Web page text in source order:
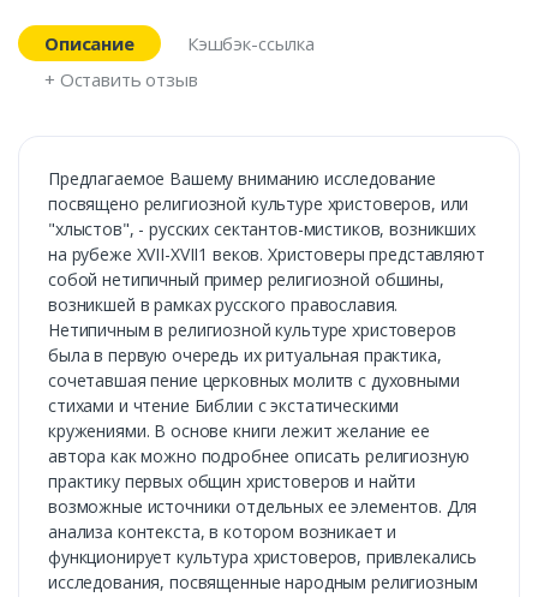
Описание
Кэшбэк-ссылка
+ Оставить отзыв
Предлагаемое Вашему вниманию исследование
посвящено религиозной культуре христоверов, или
"хлыстов", - русских сектантов-мистиков, возникших
на рубеже XVII-XVII1 веков. Христоверы представляют
собой нетипичный пример религиозной обшины,
возникшей в рамках русского православия.
Нетипичным в религиозной культуре христоверов
была в первую очередь их ритуальная практика,
сочетавшая пение церковных молитв с духовными
стихами и чтение Библии с экстатическими
кружениями. В основе книги лежит желание ее
автора как можно подробнее описать религиозную
практику первых общин христоверов и найти
возможные источники отдельных ее элементов. Для
анализа контекста, в котором возникает и
функционирует культура христоверов, привлекались
исследования, посвященные народным религиозным